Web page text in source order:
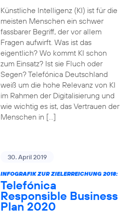
Künstliche Intelligenz (KI) ist für die
meisten Menschen ein schwer
fassbarer Begriff, der vor allem
Fragen aufwirft. Was ist das
eigentlich? Wo kommt KI schon
zum Einsatz? Ist sie Fluch oder
Segen? Telefónica Deutschland
weiß um die hohe Relevanz von KI
im Rahmen der Digitalisierung und
wie wichtig es ist, das Vertrauen der
Menschen in […]
30. April 2019
INFOGRAFIK ZUR ZIELERREICHUNG 2018:
Telefónica
Responsible Business
Plan 2020